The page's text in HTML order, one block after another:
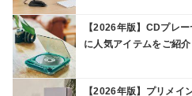
【2026年版】CDプレ
に人気アイテムをご紹介
【2026年版】プリメイ